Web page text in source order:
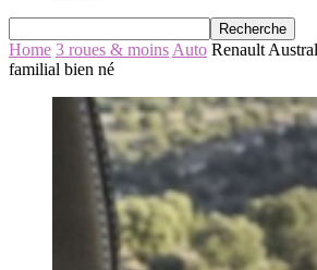
Home 3 roues & moins Auto Renault
familial bien né